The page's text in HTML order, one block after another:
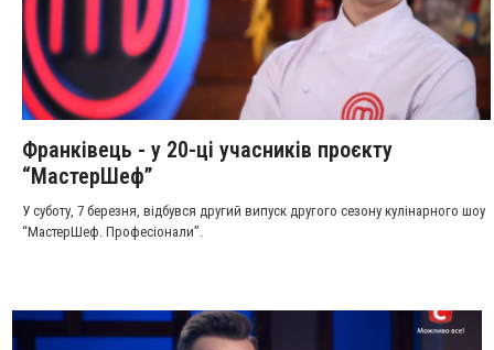
Франківець - у 20-ці учасників проєкту
“МастерШеф”
У суботу, 7 березня, відбувся другий випуск другого сезону кулінарного шоу
“МастерШеф. Професіонали”.